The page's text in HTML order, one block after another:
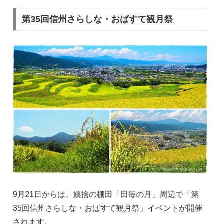
第35回信州さらしな・おばすて観月祭
9月21日からは、姨捨の棚田「田毎の月」周辺で「第
35回信州さらしな・おばすて観月祭」イベントが開催
されます。